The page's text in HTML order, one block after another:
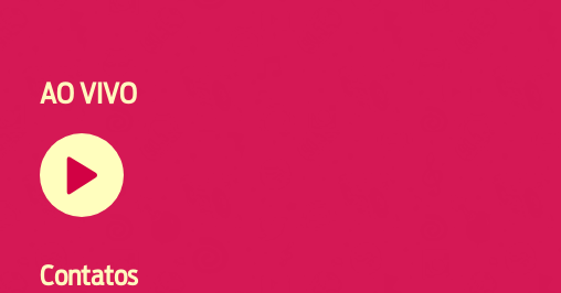
AO VIVO
Contatos